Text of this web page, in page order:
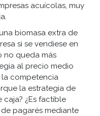
acuícolas, muy
biomasa extra de
si se vendiese en
no queda más
al precio medio
la competencia
la estrategia de
¿Es factible
pagarés mediante